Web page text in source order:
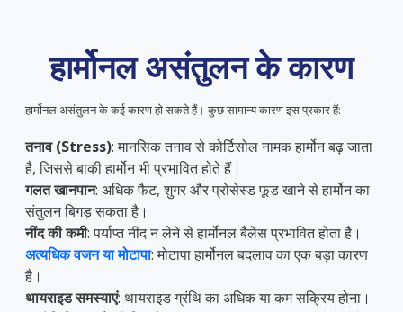
हार्मोनल असंतुलन के कारण
हार्मोनल असंतुलन के कई कारण हो सकते हैं। कुछ सामान्य कारण इस प्रकार हैं:
तनाव (Stress): मानसिक तनाव से कोर्टिसोल नामक हार्मोन बढ़ जाता
है, जिससे बाकी हार्मोन भी प्रभावित होते हैं।
गलत खानपान: अधिक फैट, शुगर और प्रोसेस्ड फूड खाने से हार्मोन का
संतुलन बिगड़ सकता है।
नींद की कमी: पर्याप्त नींद न लेने से हार्मोनल बैलेंस प्रभावित होता है।
अत्यधिक वजन या मोटापा: मोटापा हार्मोनल बदलाव का एक बड़ा कारण
है।
थायराइड समस्याएं: थायराइड ग्रंथि का अधिक या कम सक्रिय होना।